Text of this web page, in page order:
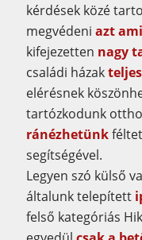
kérdések közé
megvédeni azt
kifejezetten nagy
családi házak
elérésnek
tartózkodunk
ránézhetünk
segítségével.
Legyen szó külső
általunk telepített
felső kategóriás